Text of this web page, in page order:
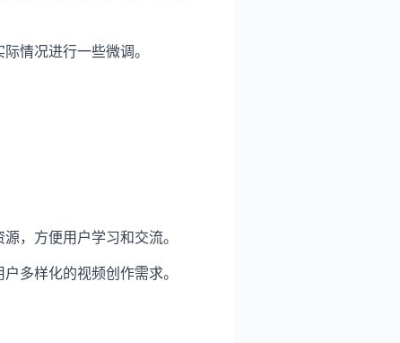
情况进行一些微调。
，方便用户学习和交流。
多样化的视频创作需求。